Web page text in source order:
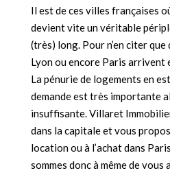
NOS
Il est de ces villes françaises
devient vite un véritable
(très) long. Pour n’en citer
Lyon ou encore Paris arrivent
La pénurie de logements en
demande est très importante
insuffisante. Villaret
dans la capitale et vous
location ou à l’achat dans
sommes donc à même de